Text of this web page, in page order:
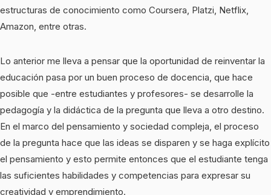
estructuras de conocimiento como Coursera, Platzi, Netflix,
Amazon, entre otras.
Lo anterior me lleva a pensar que la oportunidad de reinventar la
educación pasa por un buen proceso de docencia, que hace
posible que -entre estudiantes y profesores- se desarrolle la
pedagogía y la didáctica de la pregunta que lleva a otro destino.
En el marco del pensamiento y sociedad compleja, el proceso
de la pregunta hace que las ideas se disparen y se haga explícito
el pensamiento y esto permite entonces que el estudiante tenga
las suficientes habilidades y competencias para expresar su
creatividad y emprendimiento.